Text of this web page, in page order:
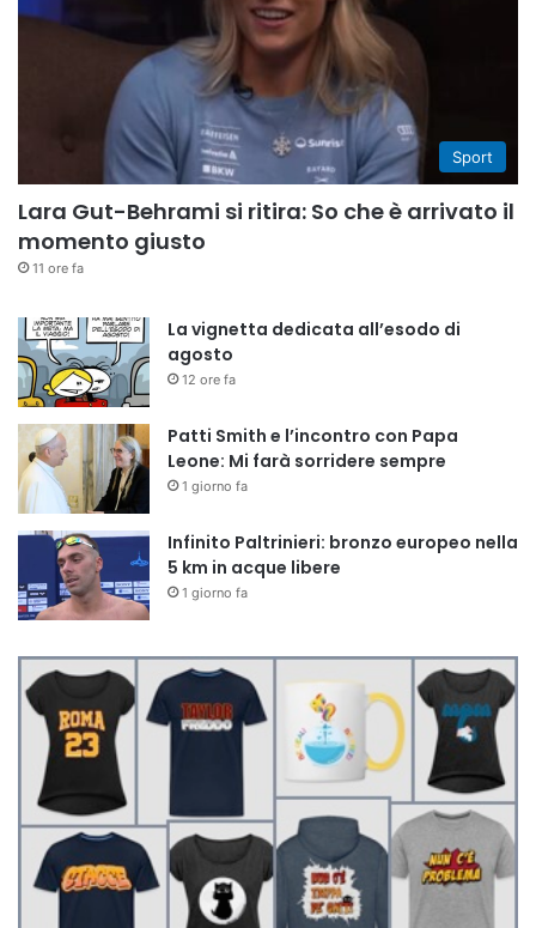
Sport
Lara Gut-Behrami si ritira: So che è arrivato il
momento giusto
11 ore fa
La vignetta dedicata all’esodo di
agosto
12 ore fa
Patti Smith e l’incontro con Papa
Leone: Mi farà sorridere sempre
1 giorno fa
Infinito Paltrinieri: bronzo europeo nella
5 km in acque libere
1 giorno fa